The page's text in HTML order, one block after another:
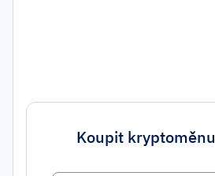
Koupit kryptoměnu